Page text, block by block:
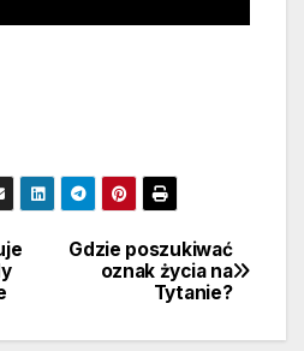
Gdzie poszukiwać
oznak życia na
Tytanie?